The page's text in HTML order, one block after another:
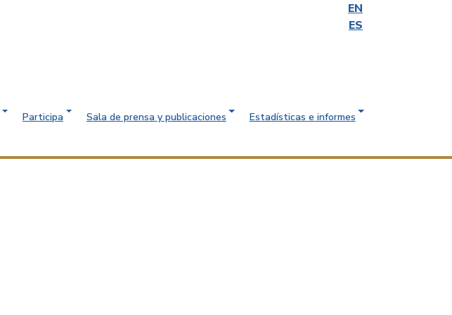
EN
ES
Participa Sala de prensa y publicaciones
Estadísticas e informes